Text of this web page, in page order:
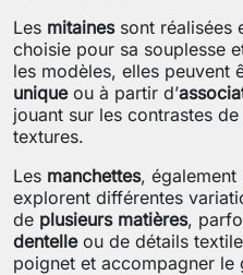
Les mitainessont réalisées
choisie pour sa souplesse
les modèles, elles peuvent
uniqueou à partir d’
jouant sur les contrastes
textures.
Les manchettes, également
explorent différentes
de plusieurs matières,
dentelleou de détails
poignet et accompagner le